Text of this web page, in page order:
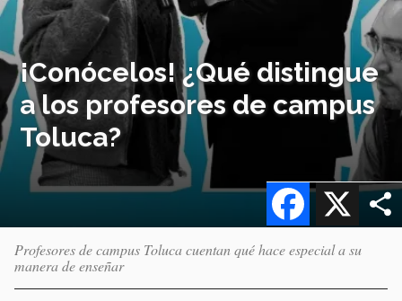
¡Conócelos! ¿Qué distingue
a los profesores de campus
Toluca?
X
Facebook
Profesores de campus Toluca cuentan qué hace especial a su
manera de enseñar